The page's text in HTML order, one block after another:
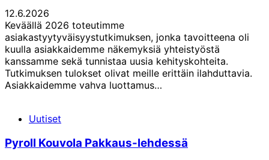
12.6.2026
Keväällä 2026 toteutimme
asiakastyytyväisyystutkimuksen, jonka tavoitteena oli
kuulla asiakkaidemme näkemyksiä yhteistyöstä
kanssamme sekä tunnistaa uusia kehityskohteita.
Tutkimuksen tulokset olivat meille erittäin ilahduttavia.
Asiakkaidemme vahva luottamus…
Uutiset
Pyroll Kouvola Pakkaus-lehdessä